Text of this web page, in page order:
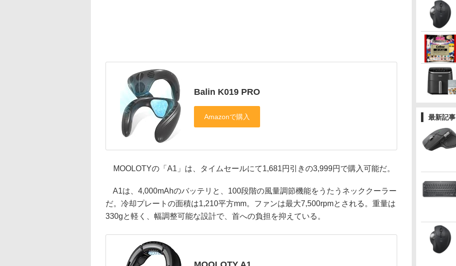
最新記事
Balin K019 PRO
MOOLOTYの「A1」は、タイムセールにて1,681円引きの3,999円で購入可能だ。
A1は、4,000mAhのバッテリと、100段階の風量調節機能をうたうネッククーラー
だ。冷却プレートの面積は1,210平方mm。ファンは最大7,500rpmとされる。重量は
330gと軽く、幅調整可能な設計で、首への負担を抑えている。